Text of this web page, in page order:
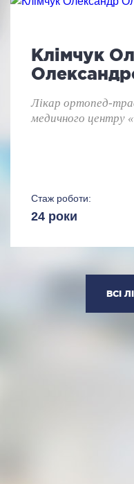
Клімчук
Лікар ортопед-
медичного центру
Стаж роботи:
24 роки
ВСІ